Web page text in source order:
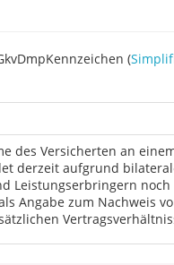
(
des Versicherten an
derzeit aufgrund
Leistungserbringern
Angabe zum Nachweis